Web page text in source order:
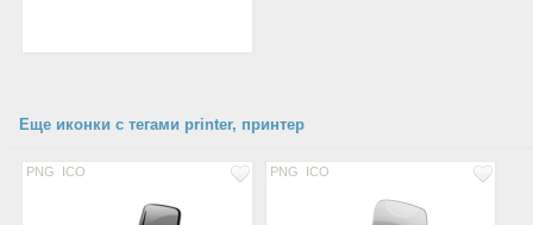
Еще иконки с тегами printer, принтер
PNG ICO PNG ICO